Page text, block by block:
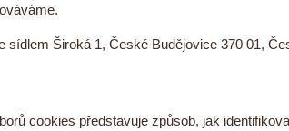
sídlem Široká 1, České Budějovice 370 01,
cookies představuje způsob, jak